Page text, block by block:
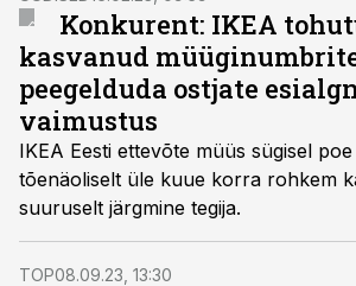
Konkurent: IKEA
kasvanud
peegelduda ostjate
vaimustus
IKEA Eesti ettevõte müüs sügisel
tõenäoliselt üle kuue korra rohkem
suuruselt järgmine tegija.
TOP08.09.23, 13:30